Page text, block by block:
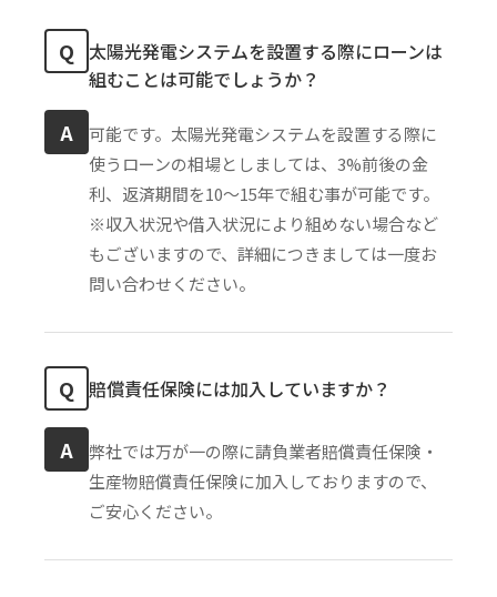
Q 太陽光発電システムを設置する際にローンは
組むことは可能でしょうか？
A
可能です。太陽光発電システムを設置する際に
使うローンの相場としましては、3%前後の金
利、返済期間を10〜15年で組む事が可能です。
※収入状況や借入状況により組めない場合など
もございますので、詳細につきましては一度お
問い合わせください。
Q 賠償責任保険には加入していますか？
A
弊社では万が一の際に請負業者賠償責任保険・
生産物賠償責任保険に加入しておりますので、
ご安心ください。